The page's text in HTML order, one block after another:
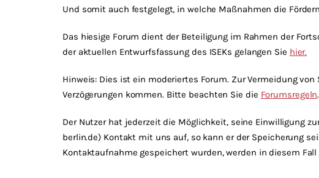
Und somit auch festgelegt, in welche Maßnahmen die
Das hiesige Forum dient der Beteiligung im Rahmen der
der aktuellen Entwurfsfassung des ISEKs gelangen Sie hier.
Hinweis: Dies ist ein moderiertes Forum. Zur Vermeidung
Verzögerungen kommen. Bitte beachten Sie die Forumsregeln.
Der Nutzer hat jederzeit die Möglichkeit, seine Einwilligung
berlin.de) Kontakt mit uns auf, so kann er der Speicherung
Kontaktaufnahme gespeichert wurden, werden in diesem Fall